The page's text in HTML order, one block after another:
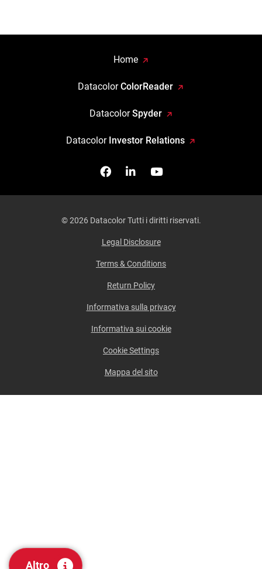
Home
DatacolorColorReader
DatacolorSpyder
Datacolor Investor Relations
FacebookSeguici su Linkedin
Guardaci su
© 2026 Datacolor Tutti i diritti riservati.
Legal Disclosure
Terms & Conditions
Return Policy
Informativa sulla privacy
Informativa sui cookie
Cookie Settings
Mappa del sito
Altro